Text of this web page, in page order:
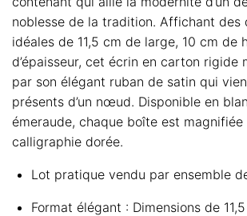
noblesse de la tradition. Affichant des
idéales de 11,5 cm de large, 10 cm de
d’épaisseur, cet écrin en carton rigide
par son élégant ruban de satin qui
présents d’un nœud. Disponible en
émeraude, chaque boîte est magnifiée
calligraphie dorée.
Lot pratique vendu par ensemble
Format élégant : Dimensions de